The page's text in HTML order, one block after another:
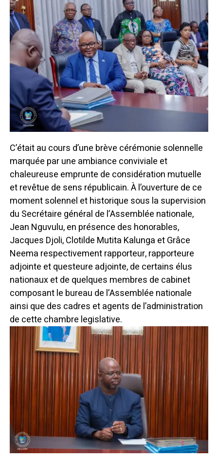
C’était au cours d’une brève cérémonie solennelle
marquée par une ambiance conviviale et
chaleureuse emprunte de considération mutuelle
et revêtue de sens républicain. À l’ouverture de ce
moment solennel et historique sous la supervision
du Secrétaire général de l’Assemblée nationale,
Jean Nguvulu, en présence des honorables,
Jacques Djoli, Clotilde Mutita Kalunga et Grâce
Neema respectivement rapporteur, rapporteure
adjointe et questeure adjointe, de certains élus
nationaux et de quelques membres de cabinet
composant le bureau de l’Assemblée nationale
ainsi que des cadres et agents de l’administration
de cette chambre legislative.